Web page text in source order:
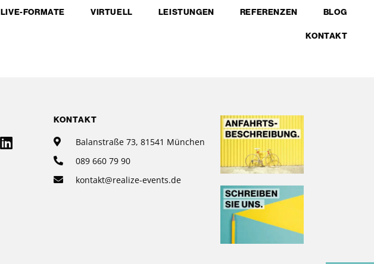
LIVE-FORMATE VIRTUELL LEISTUNGEN REFERENZEN BLOG
KONTAKT
KONTAKT
Balanstraße 73, 81541 München
089 660 79 90
kontakt@realize-events.de